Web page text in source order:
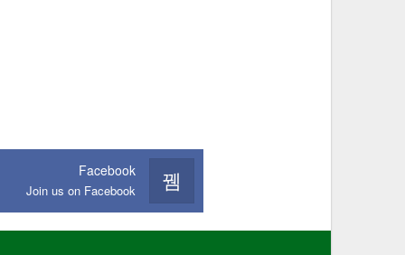
Facebook
Join us on Facebook